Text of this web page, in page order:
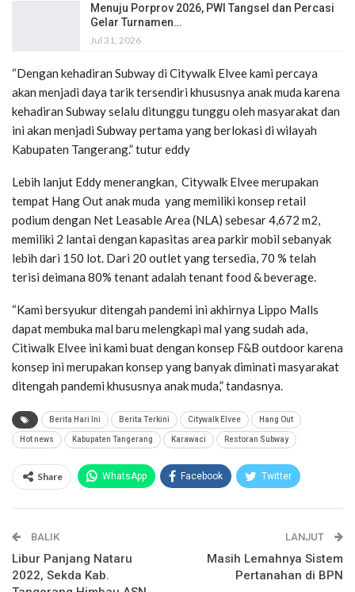
Menuju Porprov 2026, PWI Tangsel dan Percasi
Gelar Turnamen…
Jul 31, 2026
“Dengan kehadiran Subway di Citywalk Elvee kami percaya
akan menjadi daya tarik tersendiri khususnya anak muda karena
kehadiran Subway selalu ditunggu tunggu oleh masyarakat dan
ini akan menjadi Subway pertama yang berlokasi di wilayah
Kabupaten Tangerang.” tutur eddy
Lebih lanjut Eddy menerangkan, Citywalk Elvee merupakan
tempat Hang Out anak muda yang memiliki konsep retail
podium dengan Net Leasable Area (NLA) sebesar 4,672 m2,
memiliki 2 lantai dengan kapasitas area parkir mobil sebanyak
lebih dari 150 lot. Dari 20 outlet yang tersedia, 70 % telah
terisi deimana 80% tenant adalah tenant food & beverage.
“Kami bersyukur ditengah pandemi ini akhirnya Lippo Malls
dapat membuka mal baru melengkapi mal yang sudah ada,
Citiwalk Elvee ini kami buat dengan konsep F&B outdoor karena
konsep ini merupakan konsep yang banyak diminati masyarakat
ditengah pandemi khususnya anak muda,” tandasnya.
Berita Hari Ini Berita Terkini Citywalk Elvee Hang Out
Hot news Kabupaten Tangerang Karawaci Restoran Subway
Share WhatsApp Facebook Twitter
Telegram
BALIK
Libur Panjang Nataru
2022, Sekda Kab.
LANJUT
Masih Lemahnya Sistem
Pertanahan di BPN